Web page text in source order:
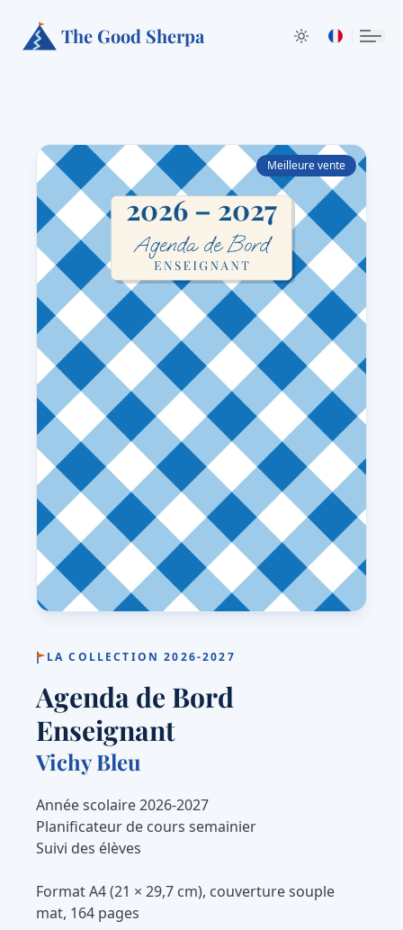
The Good Sherpa
Meilleure vente
LA COLLECTION 2026-2027
Agenda de Bord
Enseignant
Vichy Bleu
Année scolaire 2026-2027
Planificateur de cours semainier
Suivi des élèves
Format A4 (21 × 29,7 cm), couverture souple
mat, 164 pages